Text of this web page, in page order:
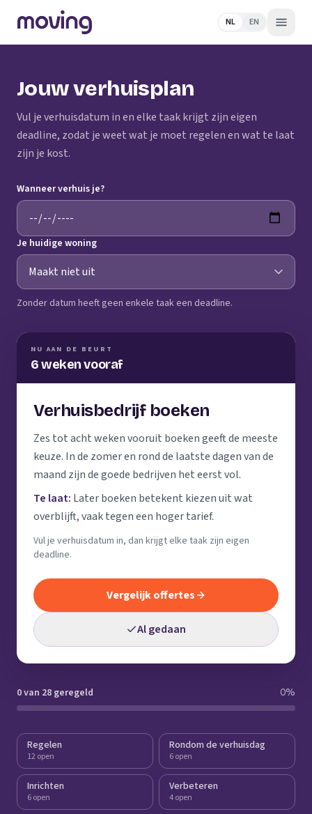
NL EN
Jouw verhuisplan
Vul je verhuisdatum in en elke taak krijgt zijn eigen
deadline, zodat je weet wat je moet regelen en wat te laat
zijn je kost.
Wanneer verhuis je?
Je huidige woning
Zonder datum heeft geen enkele taak een deadline.
NU AAN DE BEURT
6 weken vooraf
Verhuisbedrijf boeken
Zes tot acht weken vooruit boeken geeft de meeste
keuze. In de zomer en rond de laatste dagen van de
maand zijn de goede bedrijven het eerst vol.
Te laat: Later boeken betekent kiezen uit wat
overblijft, vaak tegen een hoger tarief.
Vul je verhuisdatum in, dan krijgt elke taak zijn eigen
deadline.
Vergelijk offertes
Al gedaan
0 van 28 geregeld 0%
Regelen
12 open
Rondom de verhuisdag
6 open
Inrichten
6 open
Verbeteren
4 open